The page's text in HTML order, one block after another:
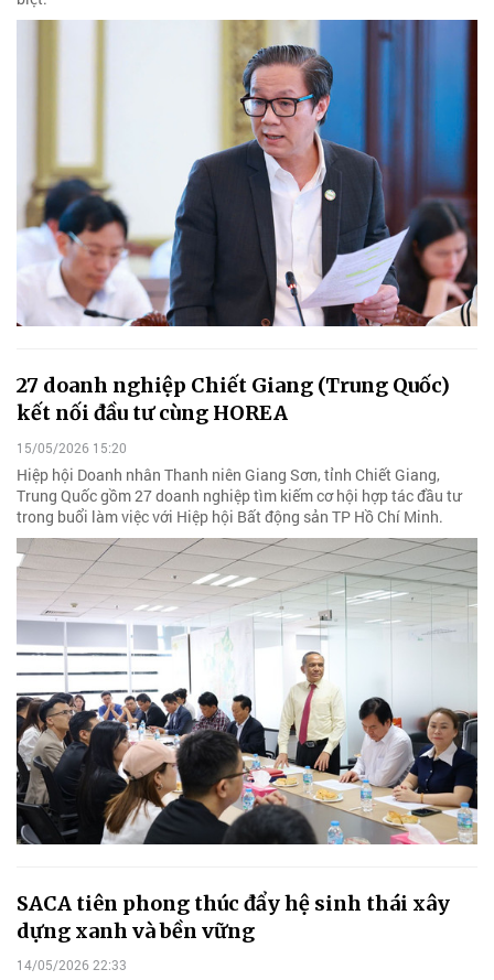
27 doanh nghiệp Chiết Giang (Trung Quốc)
kết nối đầu tư cùng HOREA
15/05/2026 15:20
Hiệp hội Doanh nhân Thanh niên Giang Sơn, tỉnh Chiết Giang,
Trung Quốc gồm 27 doanh nghiệp tìm kiếm cơ hội hợp tác đầu tư
trong buổi làm việc với Hiệp hội Bất động sản TP Hồ Chí Minh.
SACA tiên phong thúc đẩy hệ sinh thái xây
dựng xanh và bền vững
14/05/2026 22:33